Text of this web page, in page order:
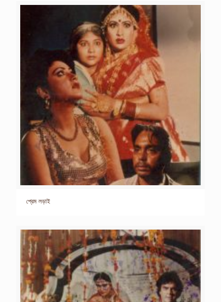
প্রেম লড়াই